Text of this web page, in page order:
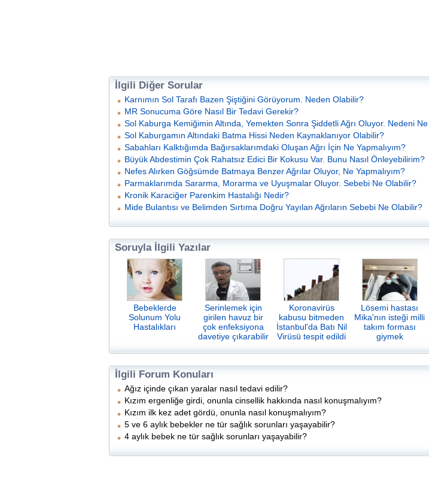
İlgili Diğer Sorular
Karnımın Sol Tarafı Bazen Şiştiğini Görüyorum. Neden Olabilir?
MR Sonucuma Göre Nasıl Bir Tedavi Gerekir?
Sol Kaburga Kemiğimin Altında, Yemekten Sonra Şiddetli Ağrı Oluyor. Nedeni
Sol Kaburgamın Altındaki Batma Hissi Neden Kaynaklanıyor Olabilir?
Sabahları Kalktığımda Bağırsaklarımdaki Oluşan Ağrı İçin Ne Yapmalıyım?
Büyük Abdestimin Çok Rahatsız Edici Bir Kokusu Var. Bunu Nasıl Önleyebilirim?
Nefes Alırken Göğsümde Batmaya Benzer Ağrılar Oluyor, Ne Yapmalıyım?
Parmaklarımda Sararma, Morarma ve Uyuşmalar Oluyor. Sebebi Ne Olabilir?
Kronik Karaciğer Parenkim Hastalığı Nedir?
Mide Bulantısı ve Belimden Sırtıma Doğru Yayılan Ağrıların Sebebi Ne Olabilir?
Soruyla İlgili Yazılar
Bebeklerde
Solunum Yolu
Hastalıkları
Serinlemek için
girilen havuz bir
çok enfeksiyona
davetiye çıkarabilir
Koronavirüs
kabusu bitmeden
İstanbul'da Batı Nil
Virüsü tespit edildi
Lösemi hastası
Mika'nın isteği milli
takım forması
giymek
İlgili Forum Konuları
Ağız içinde çıkan yaralar nasıl tedavi edilir?
Kızım ergenliğe girdi, onunla cinsellik hakkında nasıl konuşmalıyım?
Kızım ilk kez adet gördü, onunla nasıl konuşmalıyım?
5 ve 6 aylık bebekler ne tür sağlık sorunları yaşayabilir?
4 aylık bebek ne tür sağlık sorunları yaşayabilir?